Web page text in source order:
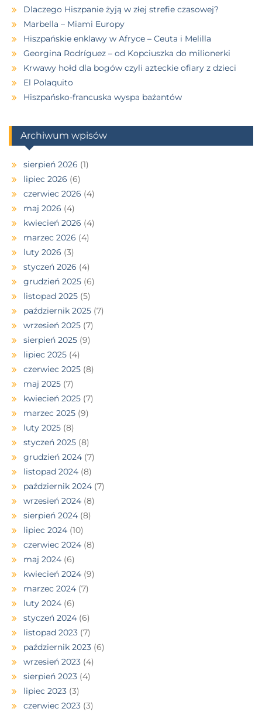
Dlaczego Hiszpanie żyją w złej strefie czasowej?
Marbella – Miami Europy
Hiszpańskie enklawy w Afryce – Ceuta i Melilla
Georgina Rodríguez – od Kopciuszka do milionerki
Krwawy hołd dla bogów czyli azteckie ofiary z dzieci
El Polaquito
Hiszpańsko-francuska wyspa bażantów
Archiwum wpisów
sierpień 2026 (1)
lipiec 2026 (6)
czerwiec 2026 (4)
maj 2026 (4)
kwiecień 2026 (4)
marzec 2026 (4)
luty 2026 (3)
styczeń 2026 (4)
grudzień 2025 (6)
listopad 2025 (5)
październik 2025 (7)
wrzesień 2025 (7)
sierpień 2025 (9)
lipiec 2025 (4)
czerwiec 2025 (8)
maj 2025 (7)
kwiecień 2025 (7)
marzec 2025 (9)
luty 2025 (8)
styczeń 2025 (8)
grudzień 2024 (7)
listopad 2024 (8)
październik 2024 (7)
wrzesień 2024 (8)
sierpień 2024 (8)
lipiec 2024 (10)
czerwiec 2024 (8)
maj 2024 (6)
kwiecień 2024 (9)
marzec 2024 (7)
luty 2024 (6)
styczeń 2024 (6)
listopad 2023 (7)
październik 2023 (6)
wrzesień 2023 (4)
sierpień 2023 (4)
lipiec 2023 (3)
czerwiec 2023 (3)